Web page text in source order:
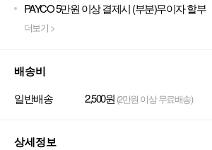
PAYCO 5만원 이상 결제시 (부분)무이자 할부
더보기 >
배송비
일반배송 2,500원 (2만원 이상 무료배송)
상세정보